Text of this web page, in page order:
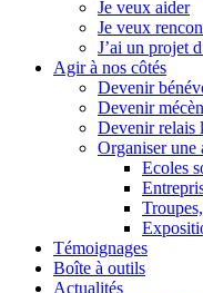
Je veux aider
Je veux
J’ai un projet
Agir à nos côtés
Devenir
Devenir
Devenir relais
Organiser une
Ecoles
Témoignages
Boîte à outils
Actualités